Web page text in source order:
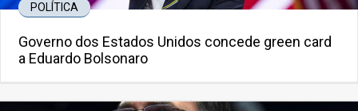
POLÍTICA
Governo dos Estados Unidos concede green card
a Eduardo Bolsonaro